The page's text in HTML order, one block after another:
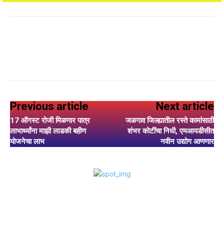
Previous article
17 ऑगस्ट रोजी मिळणार पात्र
लाभार्थ्यांना माझी लाडकी बहीण
योजनेचा लाभ
Next article
जळगाव जिल्ह्यातील रस्ते कामांसाठी
शंभर कोटींचा निधी, एमआयडीसीत
नवीन उद्योग आणणार